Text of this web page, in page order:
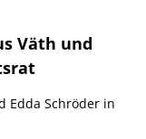
Väth und
Edda Schröder in